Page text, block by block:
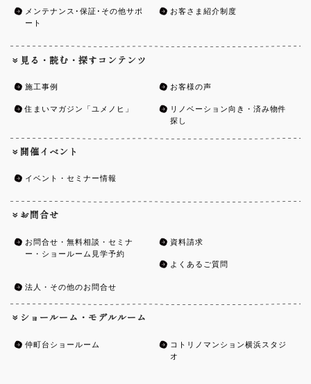
メンテナンス･保証･その他サポ
ート
お客さま紹介制度
見る・読む・探すコンテンツ
お客様の声
住まいマガジン「ユメノヒ」
リノベーション向き・済み物件
探し
開催イベント
イベント・セミナー情報
お問合せ
ー・ショールーム見学予約
ショールーム・モデルルーム
オ